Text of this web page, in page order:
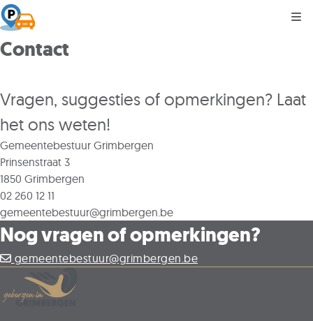
Contact
Vragen, suggesties of opmerkingen? Laat
het ons weten!
Gemeentebestuur Grimbergen
Prinsenstraat 3
1850 Grimbergen
02 260 12 11
gemeentebestuur@grimbergen.be
Nog vragen of opmerkingen?
gemeentebestuur@grimbergen.be